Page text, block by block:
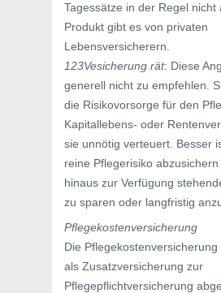
Tagessätze in der Regel nicht
Produkt gibt es von privaten
Lebensversicherern.
123Vesicherung rät: Diese
generell nicht zu empfehlen.
die Risikovorsorge für den
Kapitallebens- oder
sie unnötig verteuert. Besser
reine Pflegerisiko
hinaus zur Verfügung
zu sparen oder langfristig
Pflegekostenversicherung
Die
als Zusatzversicherung zur
Pflegepflichtversicherung